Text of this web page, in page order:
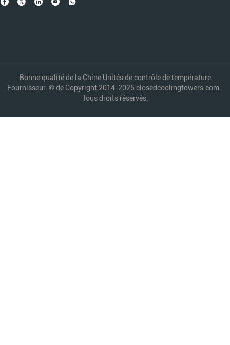
Bonne qualité de la Chine Unités de contrôle de température
Fournisseur. © de Copyright 2014-2025 closedcoolingtowers.com .
Tous droits réservés.